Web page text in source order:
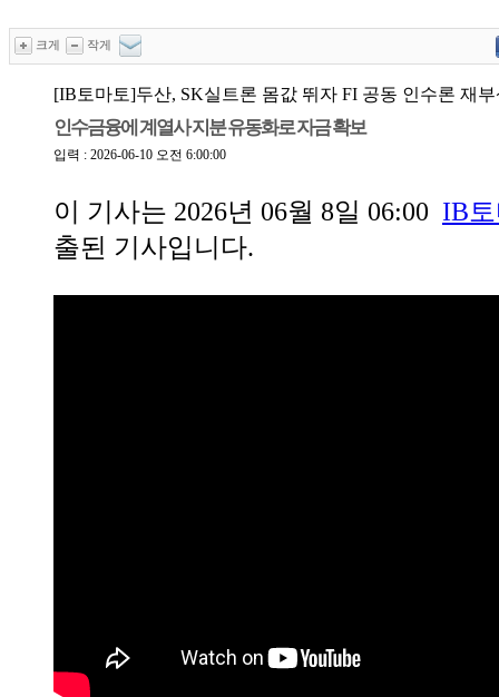
크게 작게
[IB토마토]두산, SK실트론 몸값 뛰자 FI 공동 인수론 재부
인수금융에 계열사 지분 유동화로 자금 확보
입력 : 2026-06-10 오전 6:00:00
이 기사는 2026년 06월 8일 06:00 IB
출된 기사입니다.